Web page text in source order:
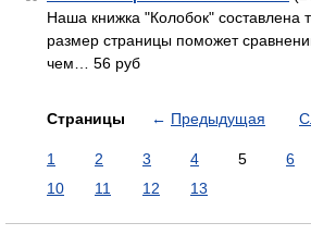
Наша книжка "Колобок" составлена
размер страницы поможет
чем… 56 руб
Страницы ← Предыдущая
1 2 3 4 5 6
10
11 12 13